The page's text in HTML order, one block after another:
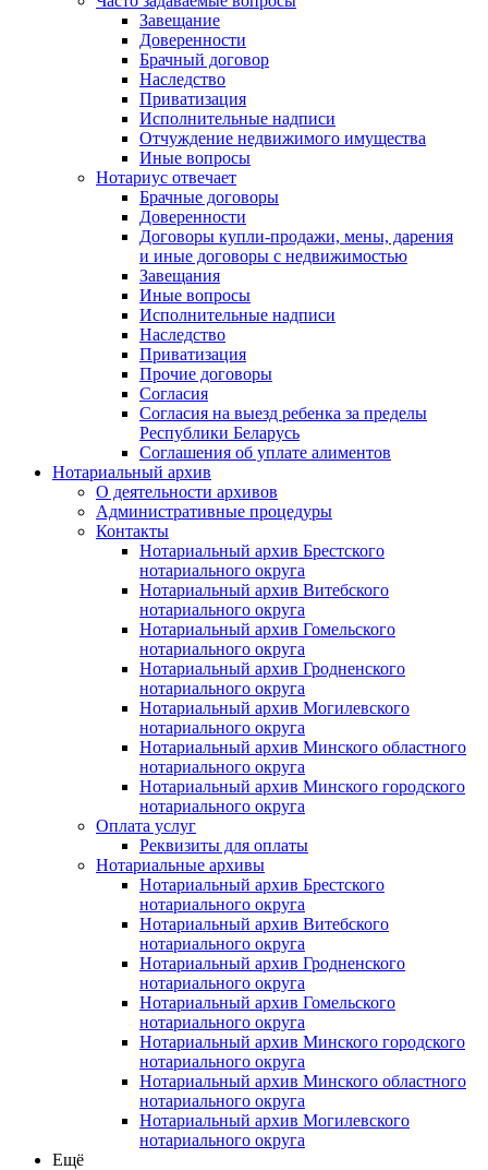
Завещание
Доверенности
Брачный договор
Наследство
Приватизация
Исполнительные надписи
Отчуждение недвижимого имущества
Иные вопросы
Нотариус отвечает
Брачные договоры
Доверенности
Договоры купли-продажи, мены, дарения
и иные договоры с недвижимостью
Завещания
Иные вопросы
Исполнительные надписи
Наследство
Приватизация
Прочие договоры
Согласия
Согласия на выезд ребенка за пределы
Республики Беларусь
Соглашения об уплате алиментов
Нотариальный архив
О деятельности архивов
Административные процедуры
Контакты
Нотариальный архив Брестского
нотариального округа
Нотариальный архив Витебского
нотариального округа
Нотариальный архив Гомельского
нотариального округа
Нотариальный архив Гродненского
нотариального округа
Нотариальный архив Могилевского
нотариального округа
Нотариальный архив Минского областного
нотариального округа
Нотариальный архив Минского городского
нотариального округа
Оплата услуг
Реквизиты для оплаты
Нотариальные архивы
Нотариальный архив Брестского
нотариального округа
Нотариальный архив Витебского
нотариального округа
Нотариальный архив Гродненского
нотариального округа
Нотариальный архив Гомельского
нотариального округа
Нотариальный архив Минского городского
нотариального округа
Нотариальный архив Минского областного
нотариального округа
Нотариальный архив Могилевского
нотариального округа
Ещё